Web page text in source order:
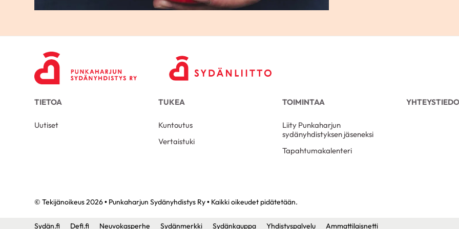
TIETOA
Uutiset
TUKEA
Kuntoutus
Vertaistuki
TOIMINTAA
Liity Punkaharjun
sydänyhdistyksen jäseneksi
Tapahtumakalenteri
© Tekijänoikeus 2026 • Punkaharjun Sydänyhdistys Ry • Kaikki oikeudet pidätetään.
Sydän.fi Defi.fi Neuvokasperhe Sydänmerkki Sydänkauppa Yhdistyspalvelu Ammattilaisnetti